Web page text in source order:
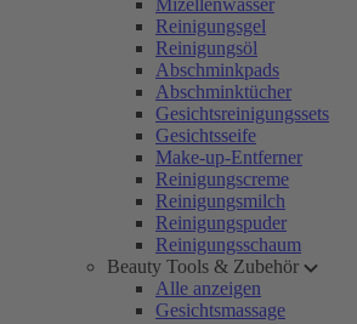
Mizellenwasser
Reinigungsgel
Reinigungsöl
Abschminkpads
Abschminktücher
Gesichtsreinigungssets
Gesichtsseife
Make-up-Entferner
Reinigungscreme
Reinigungsmilch
Reinigungspuder
Reinigungsschaum
Beauty Tools & Zubehör
Alle anzeigen
Gesichtsmassage